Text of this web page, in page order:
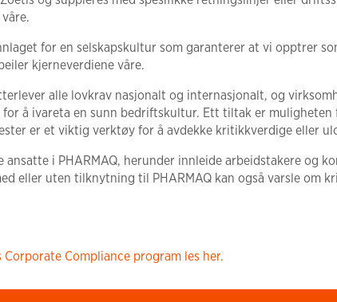
for en selskapskultur som garanterer at vi opptrer
kjerneverdiene våre.
alle lovkrav nasjonalt og internasjonalt, og
å ivareta en sunn bedriftskultur. Ett tiltak er muligheten
er et viktig verktøy for å avdekke kritikkverdige eller
ansatte i PHARMAQ, herunder innleide arbeidstakere og
eller uten tilknytning til PHARMAQ kan også varsle om
Corporate Compliance program les her.